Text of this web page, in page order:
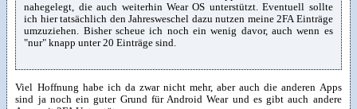
nahegelegt, die auch weiterhin Wear OS unterstützt. Eventuell sollte
ich hier tatsächlich den Jahresweschel dazu nutzen meine 2FA Einträge
umzuziehen. Bisher scheue ich noch ein wenig davor, auch wenn es
"nur" knapp unter 20 Einträge sind.
Viel Hoffnung habe ich da zwar nicht mehr, aber auch die anderen Apps
sind ja noch ein guter Grund für Android Wear und es gibt auch andere